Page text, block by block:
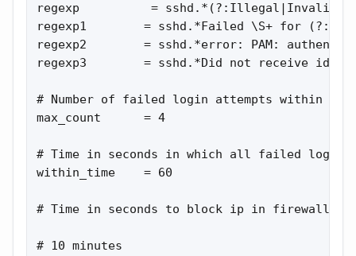
regexp          = sshd.*(?:Illegal|Invalid)
regexp1        = sshd.*Failed \S+ for
regexp2        = sshd.*error: PAM:
regexp3        = sshd.*Did not receive
# Number of failed login attempts within
max_count      = 4
# Time in seconds in which all failed login
within_time    = 60
# Time in seconds to block ip in firewall
# 10 minutes